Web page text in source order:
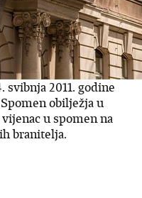
svibnja 2011. godine
obilježja u
u spomen na
branitelja.